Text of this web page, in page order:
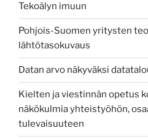
Tekoälyn imuun
Pohjois-Suomen yritysten
lähtötasokuvaus
Datan arvo näkyväksi
Kielten ja viestinnän opetus
näkökulmia yhteistyöhön,
tulevaisuuteen